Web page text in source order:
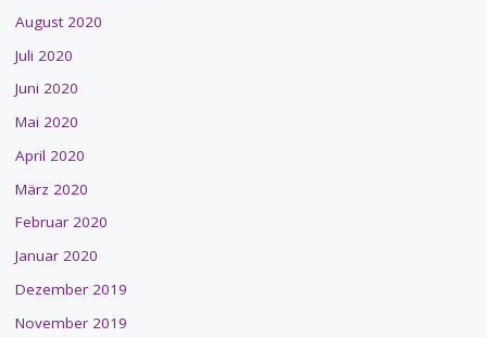
August 2020
Juli 2020
Juni 2020
Mai 2020
April 2020
März 2020
Februar 2020
Januar 2020
Dezember 2019
November 2019